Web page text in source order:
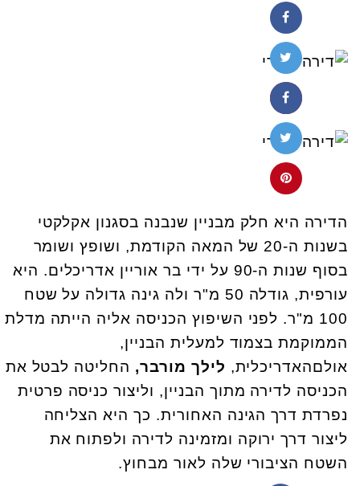
הדירה היא חלק מבניין שנבנה בסגנון אקלקטי
בשנות ה-20 של המאה הקודמת, ושופץ ושומר
בסוף שנות ה-90 על ידי בר אוריין אדריכלים. היא
עורפית, גודלה 50 מ"ר ולה גינה גדולה על שטח
100 מ"ר. לפני השיפוץ הכניסה אליה הייתה מדלת
הממוקמת בצמוד למעלית הבניין,
אולםהאדריכלית, לילך מורבר, החליטה לבטל את
הכניסה לדירה מתוך הבניין, וליצור כניסה פרטית
נפרדת דרך הגינה האחורית. כך היא הצליחה
ליצור דרך ירוקה ומזמינה לדירה ולפתוח את
השטח הציבורי שלה לאור מבחוץ.